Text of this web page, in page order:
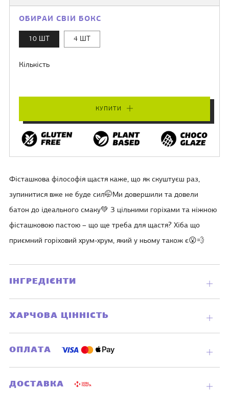
ЦІНА
РОЗПРОДАЖУ
ОБИРАЙ СВІЙ БОКС
10 ШТ 4 ШТ
Кількість
КУПИТИ
Фісташкова філософія щастя каже, що як скуштуєш раз,
зупинитися вже не буде сил🤭 Ми довершили та довели
батон до ідеального смаку💚 З цільними горіхами та ніжною
фісташковою пастою – що ще треба для щастя? Хіба що
приємний горіховий хрум-хрум, який у ньому також є😮💨
ІНГРЕДІЄНТИ
ХАРЧОВА ЦІННІСТЬ
ОПЛАТА
ДОСТАВКА